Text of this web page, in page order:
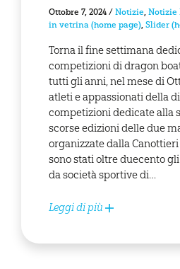
Ottobre 7, 2024 / Notizie Notizie
in vetrina (home page) Slider
Torna il fine settimana
competizioni di dragon
tutti gli anni, nel mese di
atleti e appassionati della
competizioni dedicate alla
scorse edizioni delle due
organizzate dalla Canottieri
sono stati oltre duecento
da società sportive di…
Leggi di più